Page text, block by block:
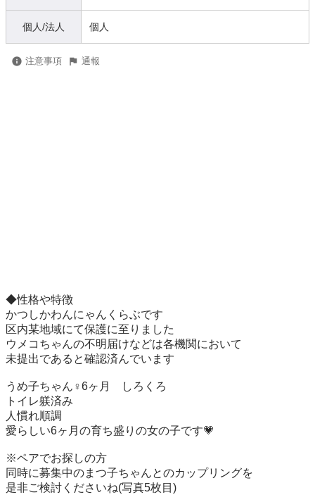
個人/法人 個人
注意事項 通報
◆性格や特徴
かつしかわんにゃんくらぶです
区内某地域にて保護に至りました
ウメコちゃんの不明届けなどは各機関において
未提出であると確認済んでいます
うめ子ちゃん♀6ヶ月　しろくろ
トイレ躾済み
人慣れ順調
愛らしい6ヶ月の育ち盛りの女の子です💗
※ペアでお探しの方
同時に募集中のまつ子ちゃんとのカップリングを
是非ご検討くださいね(写真5枚目)